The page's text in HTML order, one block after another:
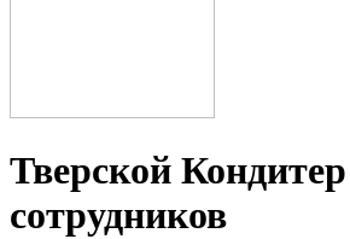
Тверской
сотрудников